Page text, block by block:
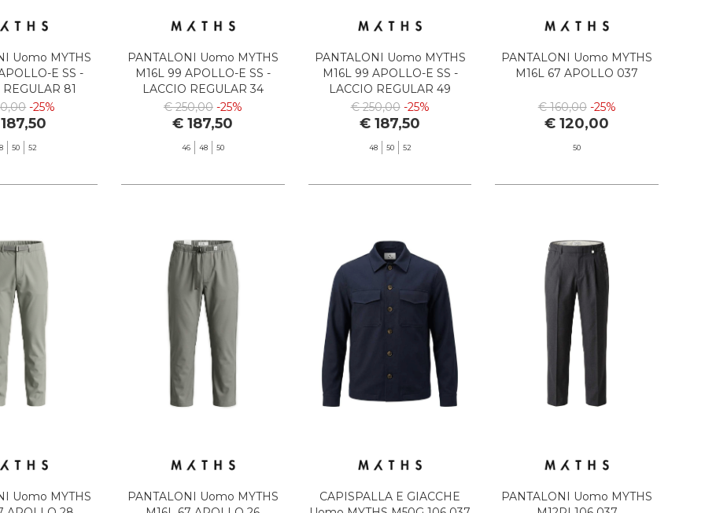
Uomo MYTHS
E SS -
REGULAR 81
-25%
50 52
PANTALONI Uomo MYTHS
M16L 99 APOLLO-E SS -
LACCIO REGULAR 34
€ 250,00 -25%
€ 187,50
46 48 50
PANTALONI Uomo MYTHS
M16L 99 APOLLO-E SS -
LACCIO REGULAR 49
€ 250,00 -25%
€ 187,50
48 50 52
PANTALONI Uomo MYTHS
M16L 67 APOLLO 037
€ 160,00 -25%
€ 120,00
50
Uomo MYTHS
PANTALONI Uomo MYTHS
CAPISPALLA E GIACCHE
PANTALONI Uomo MYTHS